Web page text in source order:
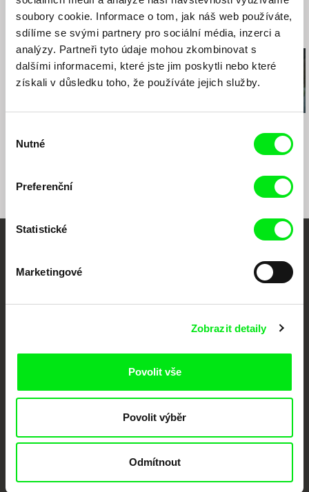
soubory cookie. Informace o tom, jak náš web používáte,
sdílíme se svými partnery pro sociální média, inzerci a
analýzy. Partneři tyto údaje mohou zkombinovat s
dalšími informacemi, které jste jim poskytli nebo které
získali v důsledku toho, že používáte jejich služby.
souhlasu
Nutné
Preferenční
Statistické
Marketingové
Zobrazit detaily
Povolit vše
Povolit výběr
Odmítnout
fax: 261216628
e-mail:petra.stovikova@ceskatelevize.cz,jitk
a.prochazkova@ceskatelevize.cz
Dan Pribáň
Česká republika
web:http://tamazpet.transtrabant.cz/
Související filmy (20)
Pochcánek
dokumentární kino
každý týden
Portál DAFilms.cz je výsledkem tvůrčí spolupráce 7 klíčových evropských
Členové Doc Alliance